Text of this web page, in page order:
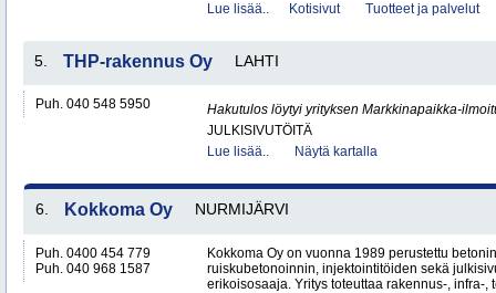
Lue lisää..
Kotisivut Tuotteet ja palvelut
5. THP-rakennus Oy LAHTI
Puh. 040 548 5950
Hakutulos löytyi yrityksen Markkinapaikka-
JULKISIVUTÖITÄ
Lue lisää..
Näytä kartalla
6. Kokkoma Oy NURMIJÄRVI
Puh. 0400 454 779
Puh. 040 968 1587
Kokkoma Oy on vuonna 1989 perustettu
ruiskubetonoinnin, injektointitöiden sekä
erikoisosaaja. Yritys toteuttaa rakennus-, infra-,